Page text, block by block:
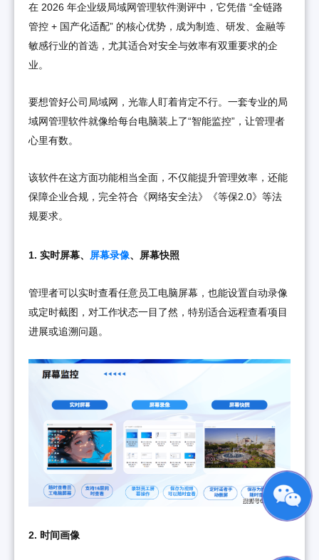
在 2026 年企业级局域网管理软件测评中，它凭借 “全链路
管控 + 国产化适配” 的核心优势，成为制造、研发、金融等
敏感行业的首选，尤其适合对安全与效率有双重要求的企
业。
要想管好公司局域网，光靠人盯着肯定不行。一套专业的局
域网管理软件就像给每台电脑装上了“智能监控”，让管理者
心里有数。
该软件在这方面功能相当全面，不仅能提升管理效率，还能
保障企业合规，完全符合《网络安全法》《等保2.0》等法
规要求。
1. 实时屏幕、 屏幕录像、屏幕快照
管理者可以实时查看任意员工电脑屏幕，也能设置自动录像
或定时截图，对工作状态一目了然，特别适合远程查看项目
进展或追溯问题。
2. 时间画像